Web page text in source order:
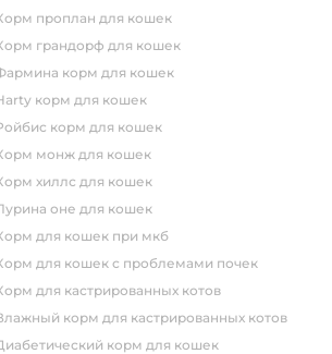
корм проплан для кошек
корм грандорф для кошек
фармина корм для кошек
harty корм для кошек
ройбис корм для кошек
корм монж для кошек
корм хиллс для кошек
пурина оне для кошек
корм для кошек при мкб
корм для кошек с проблемами почек
Корм для кастрированных котов
влажный корм для кастрированных котов
диабетический корм для кошек